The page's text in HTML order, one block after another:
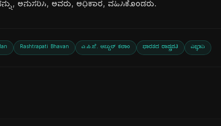
ಅನುಸರಿಸಿ, ಅವರು, ಅಧಿಕಾರ, ವಹಿಸಿಕೊಂಡರು.
Rashtrapati Bhavan ಎ.ಪಿ.ಜೆ. ಅಬ್ದುಲ್ ಕಲಾಂ ಭಾರತದ ರಾಷ್ಟ್ರಪತಿ ವಿಜ್ಞಾನಿ